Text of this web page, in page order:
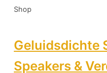
Shop
Geluidsdichte
Speakers &